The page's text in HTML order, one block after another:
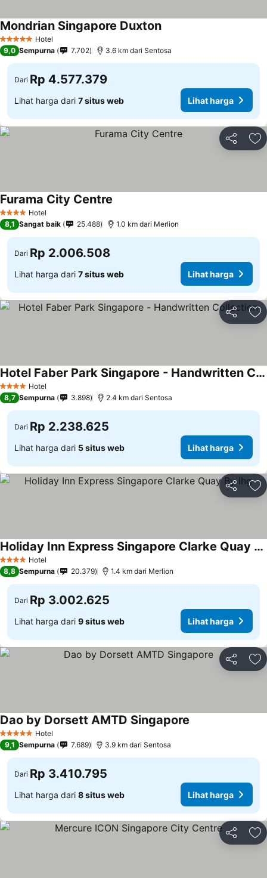
5 Bintang Hotel
Mondrian Singapore Duxton
9,0 Sempurna 7.702 3.6 km dari Sentosa
Dari Rp 4.577.379
Lihat harga dari 7 situs web Lihat harga
Bagikan
4 BintangHotel
Furama City Centre
8,1 Sangat baik 25.488 1.0 km dari Merlion
Dari Rp 2.006.508
Lihat harga dari 7 situs web Lihat harga
Bagikan
4 BintangHotel
Hotel Faber Park Singapore - Handwritten Collection
8,7 Sempurna 3.898 2.4 km dari Sentosa
Dari Rp 2.238.625
Lihat harga dari 5 situs web Lihat harga
Bagikan
4 BintangHotel
Holiday Inn Express Singapore Clarke Quay By Ihg
8,8 Sempurna 20.379 1.4 km dari Merlion
Dari Rp 3.002.625
Lihat harga dari 9 situs web Lihat harga
Bagikan
5 Bintang Hotel
Dao by Dorsett AMTD Singapore
9,1 Sempurna 7.689 3.9 km dari Sentosa
Dari Rp 3.410.795
Lihat harga dari 8 situs web Lihat harga
Bagikan